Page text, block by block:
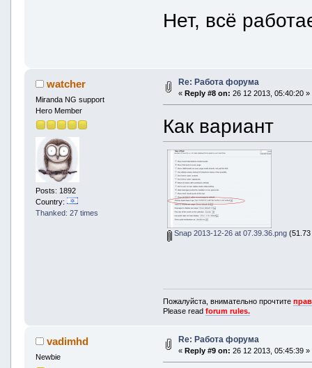
Нет, всё
watcher
Miranda NG support
Hero Member
Posts: 1892
Country:
Thanked: 27 times
Re: Работа форума
« Reply #8 on: 26 12 2013, 05:40:20 »
Как вариант
Snap 2013-12-26 at 07.39.36.png(51.73
Пожалуйста, внимательно прочтите
Please readforum rules.
vadimhd
Newbie
Re: Работа форума
« Reply #9 on: 26 12 2013, 05:45:39 »